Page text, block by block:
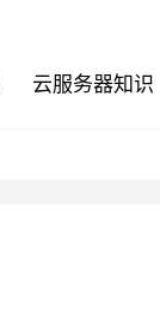
云服务器知识